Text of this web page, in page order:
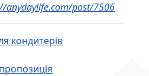
anydaylife.com/post/7506
кондитерів